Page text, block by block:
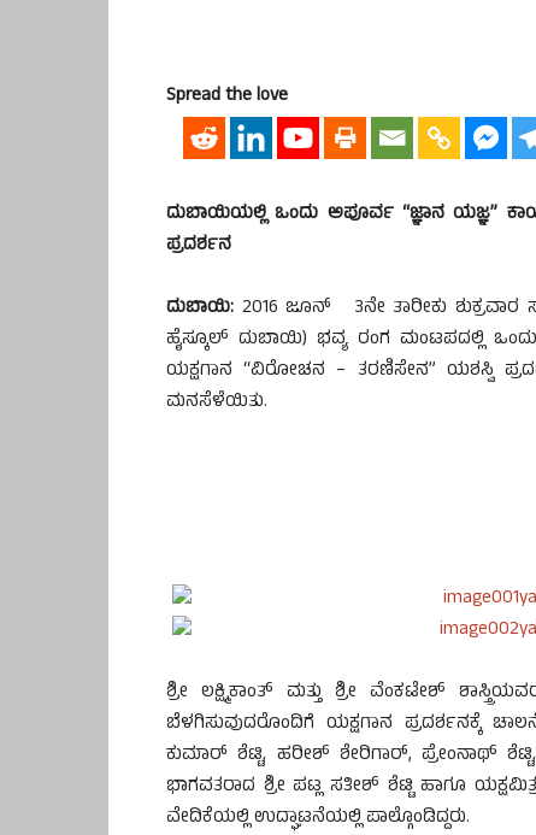
Spread the love
ದುಬಾಯಿಯಲ್ಲಿ ಒಂದು ಅಪೂರ್ವ “ಜ್ಞಾನ ಯಜ್ಞ”
ಪ್ರದರ್ಶನ
ದುಬಾಯಿ: 2016 ಜೂನ್ 3ನೇ ತಾರೀಕು
ಹೈಸ್ಕೂಲ್ ದುಬಾಯಿ) ಭವ್ಯ ರಂಗ ಮಂಟಪದಲ್ಲಿ
ಯಕ್ಷಗಾನ “ವಿರೋಚನ – ತರಣಿಸೇನ” ಯಶಸ್ವಿ
ಮನಸೆಳೆಯಿತು.
ಶ್ರೀ ಲಕ್ಷ್ಮಿಕಾಂತ್ ಮತ್ತು ಶ್ರೀ ವೆಂಕಟೇಶ್
ಬೆಳಗಿಸುವುದರೊಂದಿಗೆ ಯಕ್ಷಗಾನ ಪ್ರದರ್ಶನಕ್ಕೆ
ಕುಮಾರ್ ಶೆಟ್ಟಿ, ಹರೀಶ್ ಶೇರಿಗಾರ್, ಪ್ರೇಂನಾಥ್
ಭಾಗವತರಾದ ಶ್ರೀ ಪಟ್ಲ ಸತೀಶ್ ಶೆಟ್ಟಿ ಹಾಗೂ
ವೇದಿಕೆಯಲ್ಲಿ ಉದ್ಘಾಟನೆಯಲ್ಲಿ ಪಾಲ್ಗೊಂಡಿದ್ದರು.